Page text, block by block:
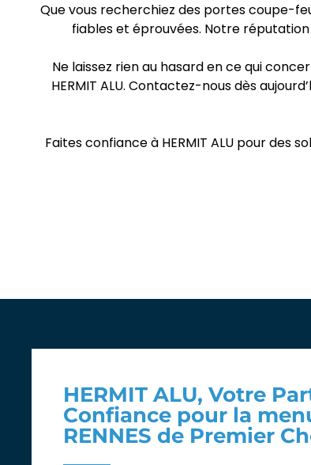
Que vous recherchiez des portes coupe-
fiables et éprouvées. Notre
Ne laissez rien au hasard en ce qui
HERMIT ALU. Contactez-nous dès
Faites confiance à HERMIT ALU pour des
HERMIT ALU, Votre
Confiance pour la
RENNES de Premier